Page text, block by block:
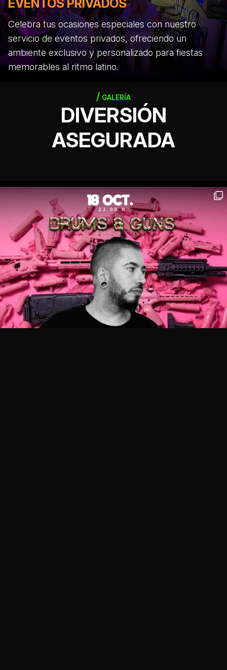
EVENTOS PRIVADOS
Celebra tus ocasiones especiales con nuestro
servicio de eventos privados, ofreciendo un
ambiente exclusivo y personalizado para fiestas
memorables al ritmo latino.
GALERÍA
DIVERSIÓN
ASEGURADA